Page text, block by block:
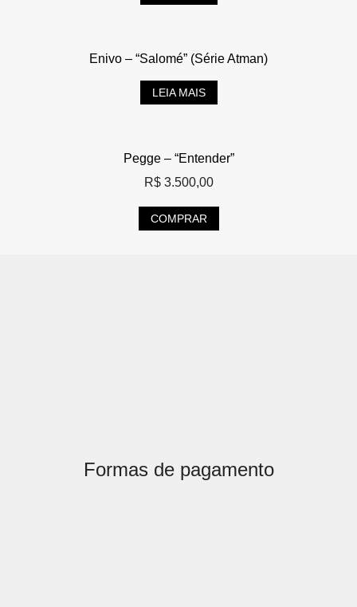
Enivo – “Salomé” (Série Atman)
LEIA MAIS
Pegge – “Entender”
R$3.500,00
COMPRAR
Formas de pagamento